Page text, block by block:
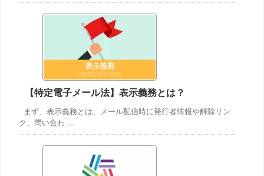
【特定電子メール法】表示義務とは？
まず、表示義務とは、メール配信時に発行者情報や解除リン
ク、問い合わ ...